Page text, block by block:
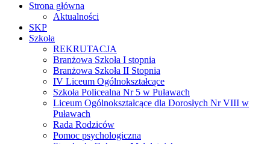
Strona główna
Aktualności
SKP
Szkoła
REKRUTACJA
Branżowa Szkoła I stopnia
Branżowa Szkoła II Stopnia
IV Liceum Ogólnokształcące
Szkoła Policealna Nr 5 w Puławach
Liceum Ogólnokształcące dla Dorosłych Nr VIII w
Puławach
Rada Rodziców
Pomoc psychologiczna